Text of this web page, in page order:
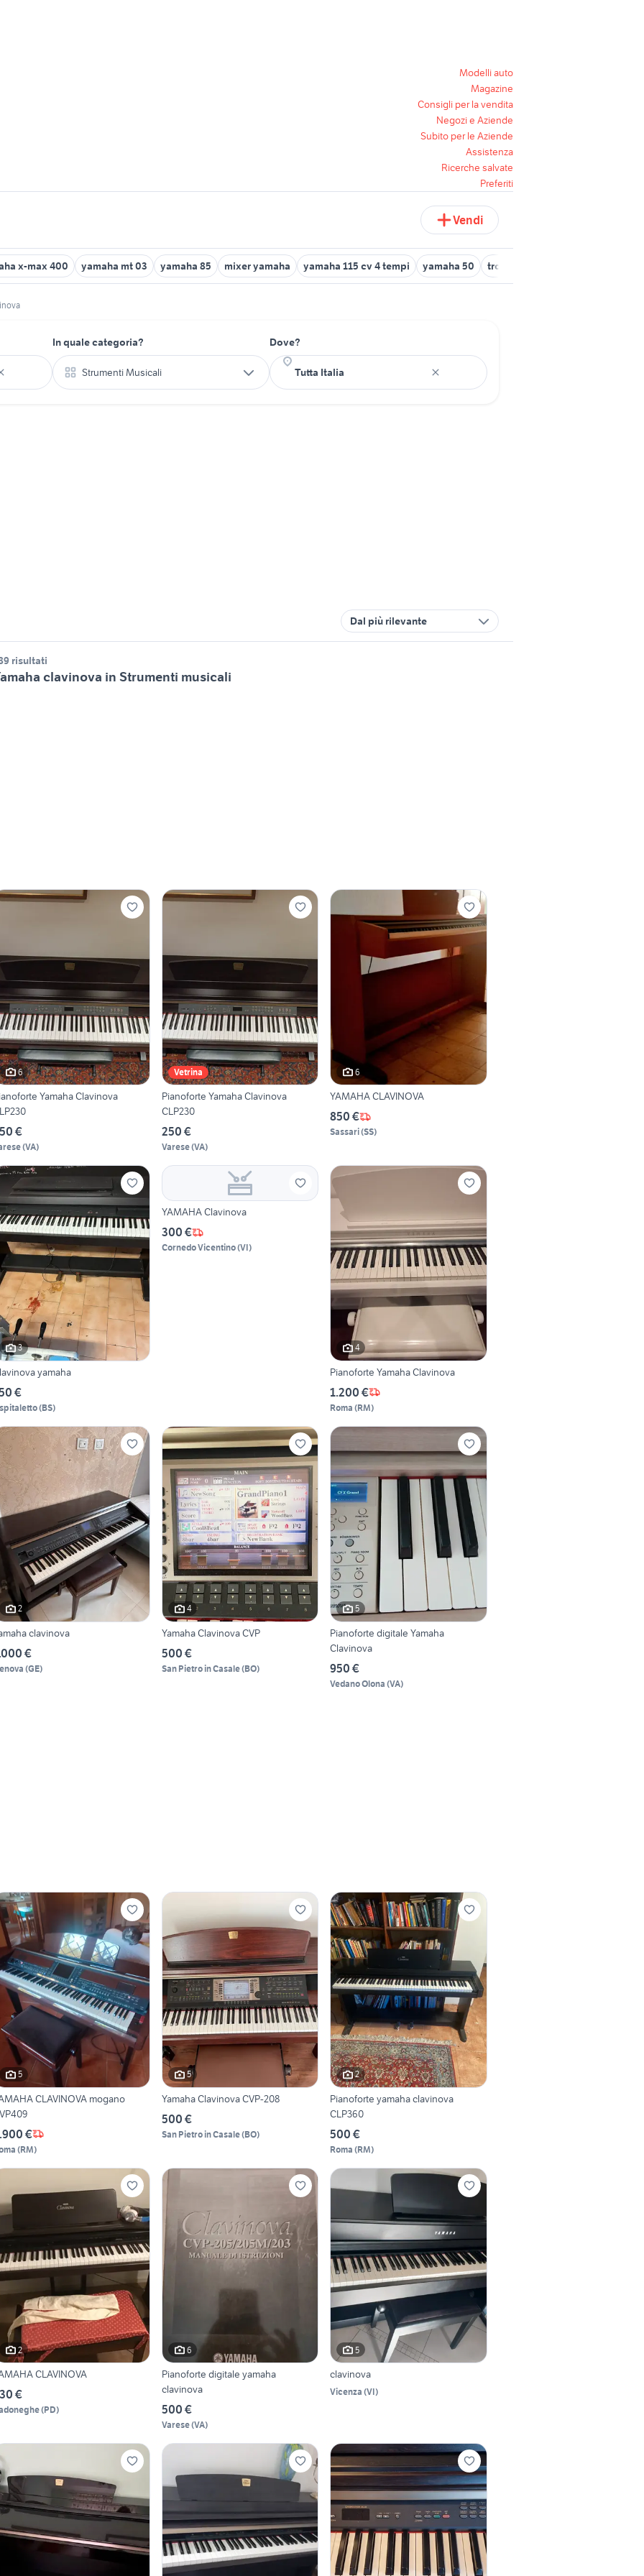
Modelli auto
Magazine
Consigli per la vendita
Negozi e Aziende
Subito per le Aziende
Assistenza
Ricerche salvate
Preferiti
Vendi
x-max 400 yamaha mt 03 yamaha 85 mixer yamaha yamaha 115 cv 4 tempi yamaha 50 trombone yamaha
In quale categoria?
Strumenti Musicali
Dove?
Dal più rilevante
risultati
clavinova in Strumenti musicali
6
Yamaha Clavinova
€
(VA)
Vetrina
Pianoforte Yamaha Clavinova
CLP230
250 €
Varese(VA)
6
YAMAHA CLAVINOVA
850 €
Sassari(SS)
3
yamaha
€
(BS)
YAMAHA Clavinova
300 €
Cornedo Vicentino(VI)
4
Pianoforte Yamaha Clavinova
1.200 €
Roma (RM)
2
clavinova
€
(GE)
4
Yamaha Clavinova CVP
500 €
San Pietro in Casale(BO)
5
Pianoforte digitale Yamaha
Clavinova
950 €
Vedano Olona (VA)
5
CLAVINOVA mogano
€
(RM)
5
Yamaha Clavinova CVP-208
500 €
San Pietro in Casale(BO)
2
Pianoforte yamaha clavinova
CLP360
500 €
Roma (RM)
2
CLAVINOVA
€
(PD)
6
Pianoforte digitale yamaha
clavinova
500 €
Varese(VA)
5
clavinova
Vicenza (VI)